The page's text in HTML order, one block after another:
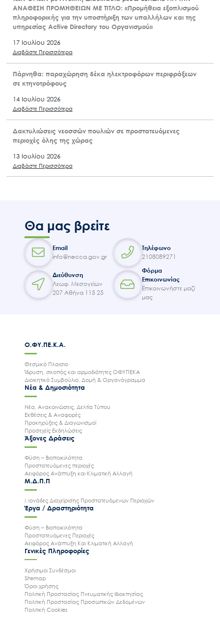
ΑΝΑΘΕΣΗ ΠΡΟΜΗΘΕΙΩΝ ΜΕ ΤΙΤΛΟ: «Προμήθεια εξοπλισμού
πληροφορικής για την υποστήριξη των υπαλλήλων και της
υπηρεσίας Active Directory του Οργανισμού»
17 Ιουλίου 2026
Διαβάστε Περισσότερα
Πάρνηθα: παραχώρηση δέκα ηλεκτροφόρων περιφράξεων
σε κτηνοτρόφους
14 Ιουλίου 2026
Διαβάστε Περισσότερα
Δακτυλιώσεις νεοσσών πουλιών σε προστατευόμενες
περιοχές όλης της χώρας
13 Ιουλίου 2026
Διαβάστε Περισσότερα
Θα μας βρείτε
Email
info@necca.gov.gr
Τηλέφωνο
2108089271
Διεύθυνση
Λεωφ. Μεσογείων
207 Αθήνα 115 25
Φόρμα
Επικοινωνίας
Επικοινωνήστε μαζί
μας
Ο.ΦΥ.ΠΕ.Κ.Α.
Θεσμικό Πλαισιο
Ίδρυση, σκοπός και αρμοδιότητες ΟΦΥΠΕΚΑ
Διοικητικό Συμβούλιο, Δομή & Οργανόγραμμα
Νέα & Δημοσιότητα
Νέα, Ανακοινώσεις, Δελτία Τύπου
Εκθέσεις & Αναφορές
Προκηρύξεις & Διαγωνισμοί
Προσεχείς Εκδηλώσεις
Άξονες Δράσεις
Φύση – Βιοποικιλότητα
Προστατευόμενες περιοχές
Αειφόρος Ανάπτυξη και Κλιματική Αλλαγή
Μ.Δ.Π.Π
Μονάδες Διαχείρισης Προστατευόμενων Περιοχών
Έργα / Δραστηριότητα
Φύση – Βιοποικιλότητα
Προστατευόμενες Περιοχές
Αειφόρος Ανάπτυξη Και Κλιματική Αλλαγή
Γενικές Πληροφορίες
Χρήσιμοι Συνδέσμοι
Sitemap
Όροι χρήσης
Πολιτική Προστασίας Πνευματικής Ιδιοκτησίας
Πολιτική Προστασίας Προσωπικών Δεδομένων
Πολιτική Cookies